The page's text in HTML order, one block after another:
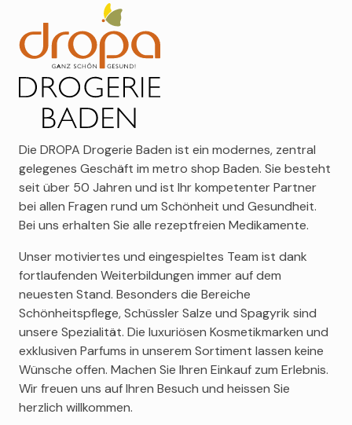
Filabé
Gerda Spillmann
Lalique
Storie Veneziane by Valmont
SBT
Sensai
Roger&Gallet
Merchant of Venice
Lengling
Louis Widmer
Montblanc
O.P.I.
ODUR
Creed
Clinique
Avène
Clarins
Berdoues
MEHR ERFAHREN
und vieles mehr. Aber auch ernährungsbewusste
Menschen kommen mit Reformartikel auf ihre Kosten:
Das Sortiment reicht von sorgfältig verarbeitetem
Getreide, über Müeslimischungen bis zur Instant-
Bouillon oder Nüssen aus biologischer Herstellung.
MEHR ERFAHREN
Nahrungsergänzungen für den Alltag bis hin zu
rezeptpflichtigen Medikamenten bei akuten oder
chronischen Erkrankungen. Auch Lösungen aus der
Alternativmedizin kommen vermehrt zum Einsatz.
Vor allem spagyrische Mischungen haben sich dabei
bewährt: Durch die praktische Anwendung mit dem
Spray, gestaltet sich eine Verabreichung einfach und
unkompliziert.
MEHR ERFAHREN
Die DROPA Drogerie Baden ist ein modernes, zentral
gelegenes Geschäft im metro shop Baden. Sie besteht
seit über 50 Jahren und ist Ihr kompetenter Partner
bei allen Fragen rund um Schönheit und Gesundheit.
Bei uns erhalten Sie alle rezeptfreien Medikamente.
Unser motiviertes und eingespieltes Team ist dank
fortlaufenden Weiterbildungen immer auf dem
neuesten Stand. Besonders die Bereiche
Schönheitspflege, Schüssler Salze und Spagyrik sind
unsere Spezialität. Die luxuriösen Kosmetikmarken und
exklusiven Parfums in unserem Sortiment lassen keine
Wünsche offen. Machen Sie Ihren Einkauf zum Erlebnis.
Wir freuen uns auf Ihren Besuch und heissen Sie
herzlich willkommen.